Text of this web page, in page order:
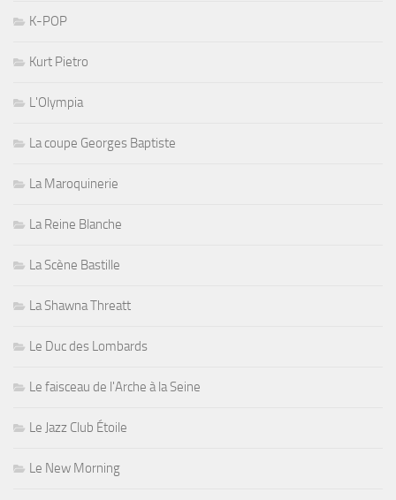
K-POP
Kurt Pietro
L'Olympia
La coupe Georges Baptiste
La Maroquinerie
La Reine Blanche
La Scène Bastille
La Shawna Threatt
Le Duc des Lombards
Le faisceau de l'Arche à la Seine
Le Jazz Club Étoile
Le New Morning